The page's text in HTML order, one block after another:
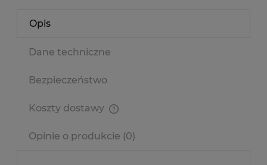
Opis
Dane techniczne
Bezpieczeństwo
Koszty dostawy
Opinie o produkcie (0)